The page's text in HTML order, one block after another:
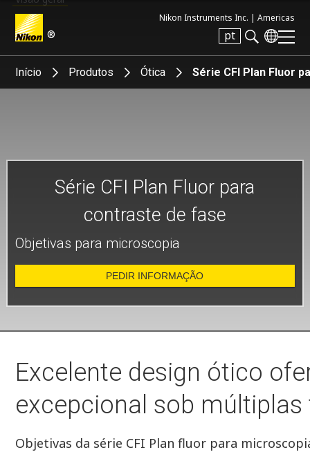
®
Nikon Instruments Inc. | Americas
pt
Search keyword(s)
Início Produtos Ótica Série CFI Plan Fluor
Série CFI Plan Fluor para
contraste de fase
Objetivas para microscopia
PEDIR INFORMAÇÃO
Excelente design ótico
excepcional sob
Objetivas da série CFI Plan fluor para